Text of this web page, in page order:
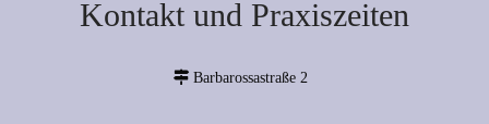
Kontakt und Praxiszeiten
Barbarossastraße 2